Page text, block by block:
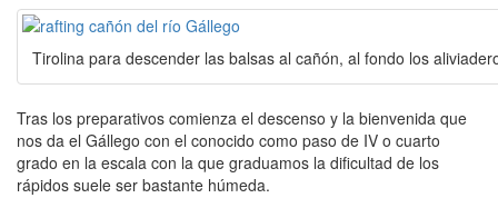
Tirolina para descender las balsas al cañón, al fondo los
Tras los preparativos comienza el descenso y la bienvenida que
nos da el Gállego con el conocido como paso de IV o cuarto
grado en la escala con la que graduamos la dificultad de los
rápidos suele ser bastante húmeda.